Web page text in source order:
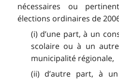
nécessaires ou
élections ordinaires de
(i) d’une part, à un
scolaire ou à un
municipalité régionale,
(ii) d’autre part, à